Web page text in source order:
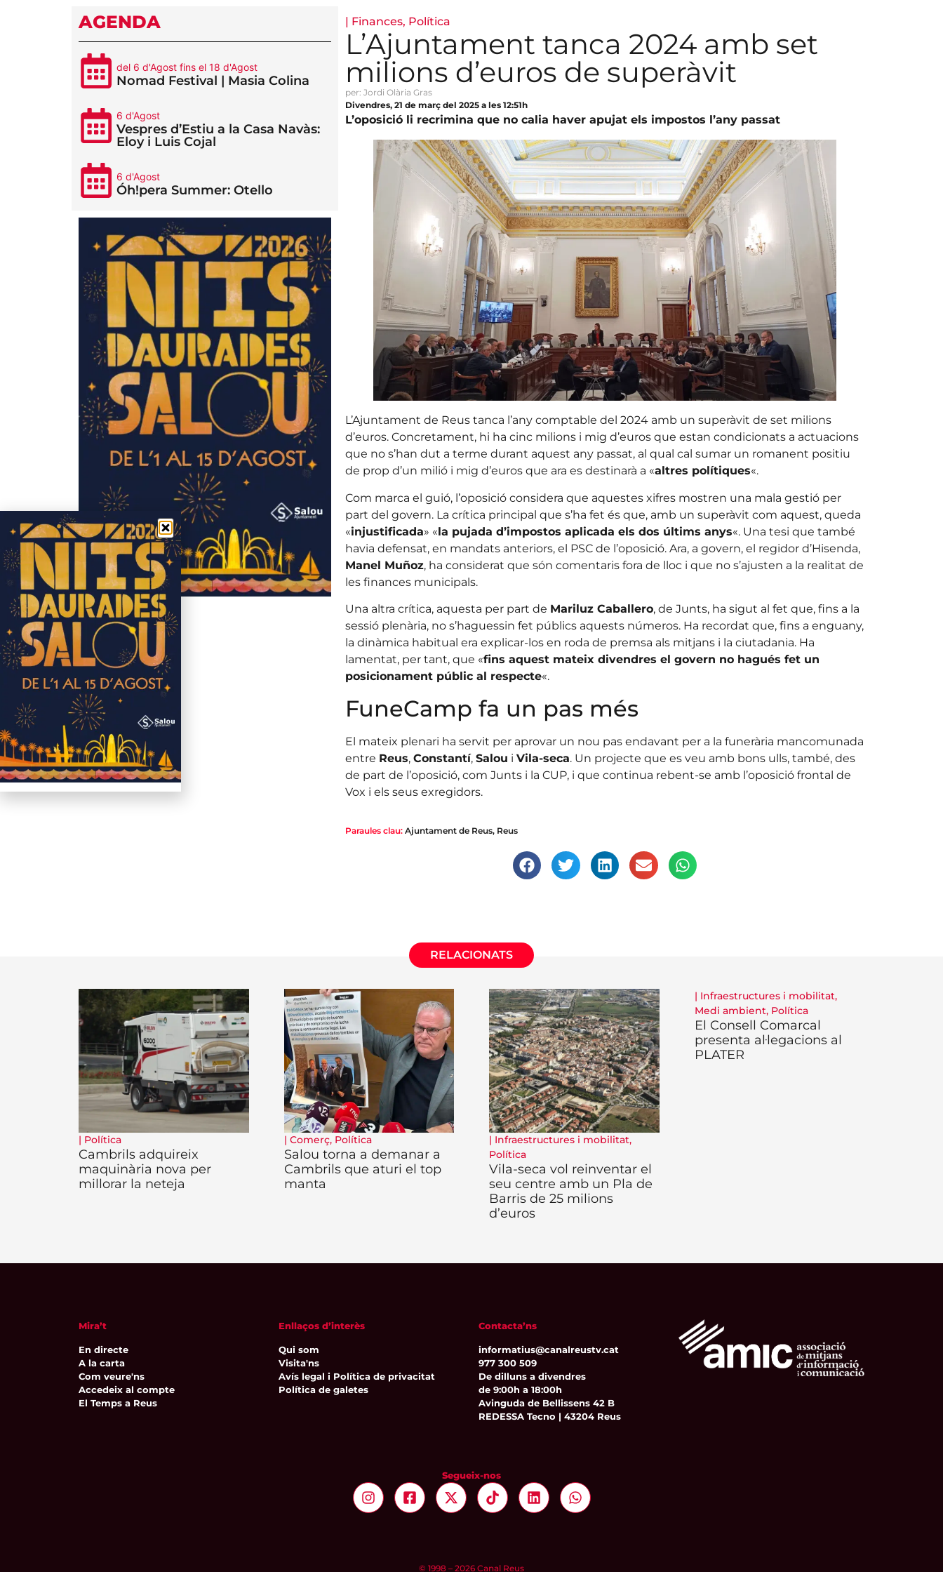
AGENDA
del 6 d'Agost fins el 18 d'Agost
Nomad Festival | Masia Colina
6 d'Agost
Vespres d’Estiu a la Casa Navàs:
Eloy i Luis Cojal
6 d'Agost
Óh!pera Summer: Otello
| Finances, Política
L’Ajuntament tanca 2024 amb set
milions d’euros de superàvit
per: Jordi Olària Gras
Divendres, 21 de març del 2025 a les 12:51h
L’oposició li recrimina que no calia haver apujat els impostos l’any passat
L’Ajuntament de Reus tanca l’any comptable del 2024 amb un superàvit de set milions
d’euros. Concretament, hi ha cinc milions i mig d’euros que estan condicionats a actuacions
que no s’han dut a terme durant aquest any passat, al qual cal sumar un romanent positiu
de prop d’un milió i mig d’euros que ara es destinarà a «altres polítiques«.
Com marca el guió, l’oposició considera que aquestes xifres mostren una mala gestió per
part del govern. La crítica principal que s’ha fet és que, amb un superàvit com aquest, queda
«injustificada» «la pujada d’impostos aplicada els dos últims anys«. Una tesi que també
havia defensat, en mandats anteriors, el PSC de l’oposició. Ara, a govern, el regidor d’Hisenda,
Manel Muñoz, ha considerat que són comentaris fora de lloc i que no s’ajusten a la realitat de
les finances municipals.
Una altra crítica, aquesta per part de Mariluz Caballero, de Junts, ha sigut al fet que, fins a la
sessió plenària, no s’haguessin fet públics aquests números. Ha recordat que, fins a enguany,
la dinàmica habitual era explicar-los en roda de premsa als mitjans i la ciutadania. Ha
lamentat, per tant, que «fins aquest mateix divendres el govern no hagués fet un
posicionament públic al respecte«.
FuneCamp fa un pas més
El mateix plenari ha servit per aprovar un nou pas endavant per a la funerària mancomunada
entre Reus, Constantí, Salou i Vila-seca. Un projecte que es veu amb bons ulls, també, des
de part de l’oposició, com Junts i la CUP, i que continua rebent-se amb l’oposició frontal de
Vox i els seus exregidors.
Paraules clau: Ajuntament de Reus, Reus
RELACIONATS
| Política
Cambrils adquireix
maquinària nova per
millorar la neteja
| Comerç, Política
Salou torna a demanar a
Cambrils que aturi el top
manta
| Infraestructures i mobilitat,
Política
Vila-seca vol reinventar el
seu centre amb un Pla de
Barris de 25 milions
d’euros
| Infraestructures i mobilitat,
Medi ambient, Política
El Consell Comarcal
presenta al·legacions al
PLATER
Mira’t
En directe
A la carta
Com veure'ns
Accedeix al compte
El Temps a Reus
Enllaços d’interès
Qui som
Visita'ns
Avís legal i Política de privacitat
Política de galetes
Contacta’ns
informatius@canalreustv.cat
977 300 509
De dilluns a divendres
de 9:00h a 18:00h
Avinguda de Bellissens 42 B
REDESSA Tecno | 43204 Reus
Segueix-nos
© 1998 – 2026 Canal Reus